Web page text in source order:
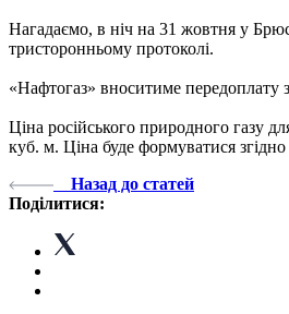
Нагадаємо, в ніч на 31 жовтня у
тристоронньому протоколі.
«Нафтогаз» вноситиме передоплату
Ціна російського природного газу
куб. м. Ціна буде формуватися
Назад до статей
Поділитися: